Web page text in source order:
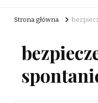
Strona główna